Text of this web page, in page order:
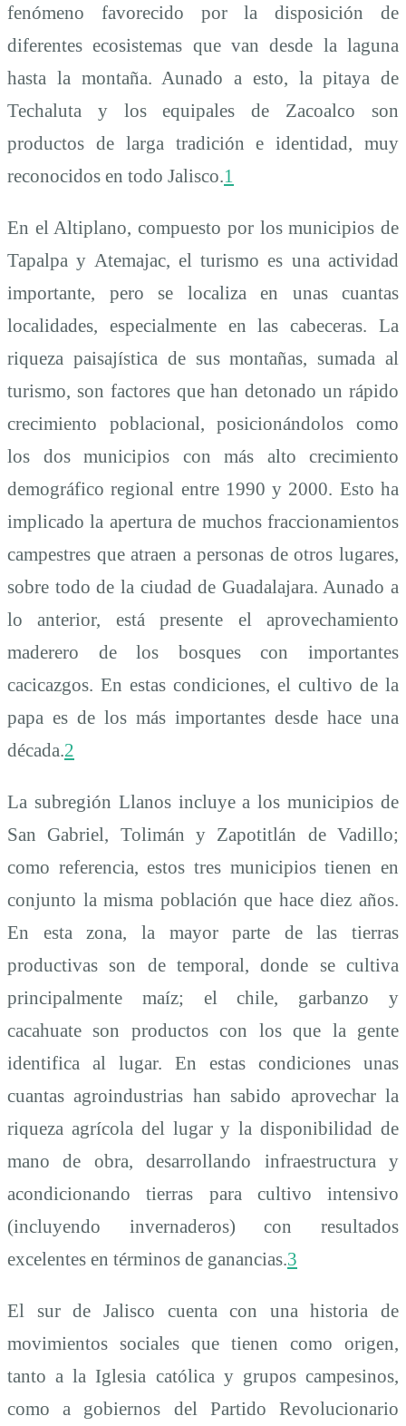
fenómeno favorecido por la disposición de
diferentes ecosistemas que van desde la laguna
hasta la montaña. Aunado a esto, la pitaya de
Techaluta y los equipales de Zacoalco son
productos de larga tradición e identidad, muy
reconocidos en todo Jalisco.1
En el Altiplano, compuesto por los municipios de
Tapalpa y Atemajac, el turismo es una actividad
importante, pero se localiza en unas cuantas
localidades, especialmente en las cabeceras. La
riqueza paisajística de sus montañas, sumada al
turismo, son factores que han detonado un rápido
crecimiento poblacional, posicionándolos como
los dos municipios con más alto crecimiento
demográfico regional entre 1990 y 2000. Esto ha
implicado la apertura de muchos fraccionamientos
campestres que atraen a personas de otros lugares,
sobre todo de la ciudad de Guadalajara. Aunado a
lo anterior, está presente el aprovechamiento
maderero de los bosques con importantes
cacicazgos. En estas condiciones, el cultivo de la
papa es de los más importantes desde hace una
década.2
La subregión Llanos incluye a los municipios de
San Gabriel, Tolimán y Zapotitlán de Vadillo;
como referencia, estos tres municipios tienen en
conjunto la misma población que hace diez años.
En esta zona, la mayor parte de las tierras
productivas son de temporal, donde se cultiva
principalmente maíz; el chile, garbanzo y
cacahuate son productos con los que la gente
identifica al lugar. En estas condiciones unas
cuantas agroindustrias han sabido aprovechar la
riqueza agrícola del lugar y la disponibilidad de
mano de obra, desarrollando infraestructura y
acondicionando tierras para cultivo intensivo
(incluyendo invernaderos) con resultados
excelentes en términos de ganancias.3
El sur de Jalisco cuenta con una historia de
movimientos sociales que tienen como origen,
tanto a la Iglesia católica y grupos campesinos,
como a gobiernos del Partido Revolucionario